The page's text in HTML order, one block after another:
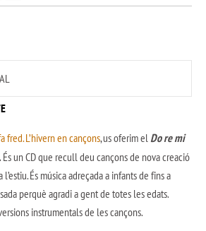
fred. L’hivern en cançons, us oferim el Do re mi
És un CD que recull deu cançons de nova creació
És música adreçada a infants de fins a
perquè agradi a gent de totes les edats.
instrumentals de les cançons.